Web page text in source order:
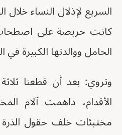
السريع لإذلال النساء
كانت حريصة على اصطحاب
الحامل ووالدتها الكبيرة
وتروي: بعد أن قطعنا
الأقدام، داهمت آلام
مختبئات خلف حقول